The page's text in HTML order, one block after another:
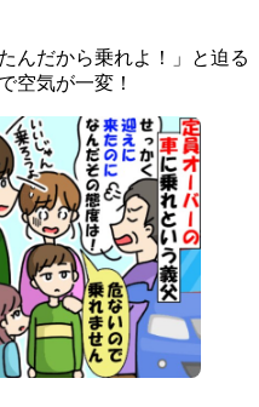
んだから乗れよ！」と迫る
気が一変！